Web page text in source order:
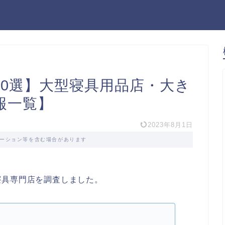
選】大型寝具用品店・大き
覧】
2023年8月1日
ション等を含む場合があります
専門店を調査しました。